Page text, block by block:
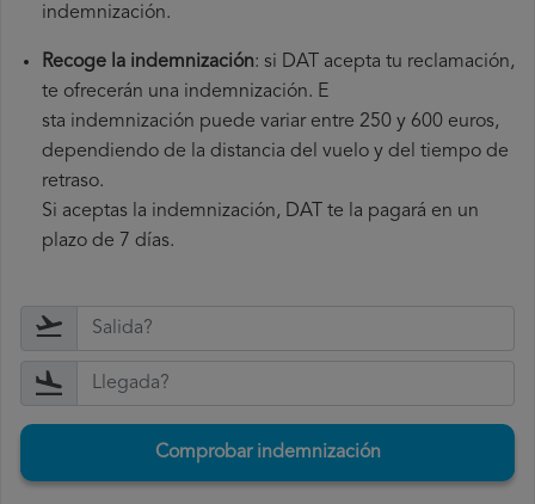
indemnización.
Recoge la indemnización: si DAT acepta tu reclamación,
te ofrecerán una indemnización. E
sta indemnización puede variar entre 250 y 600 euros,
dependiendo de la distancia del vuelo y del tiempo de
retraso.
Si aceptas la indemnización, DAT te la pagará en un
plazo de 7 días.
Comprobar indemnización